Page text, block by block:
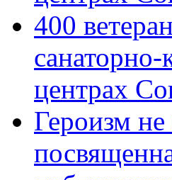
400
центрах
Героизм